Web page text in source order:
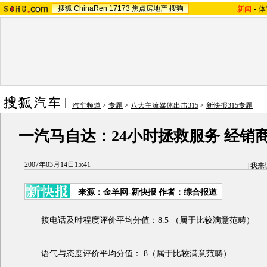
搜狐 ChinaRen 17173 焦点房地产 搜狗 新闻 -
汽车频道 > 专题 > 八大主流媒体出击315 > 新快报315专题
一汽马自达：24小时拯救服务 经销
2007年03月14日15:41 [我来
来源：金羊网-新快报 作者：综合报道
接电话及时程度评价平均分值：8.5 （属于比较满意范畴）
语气与态度评价平均分值： 8（属于比较满意范畴）